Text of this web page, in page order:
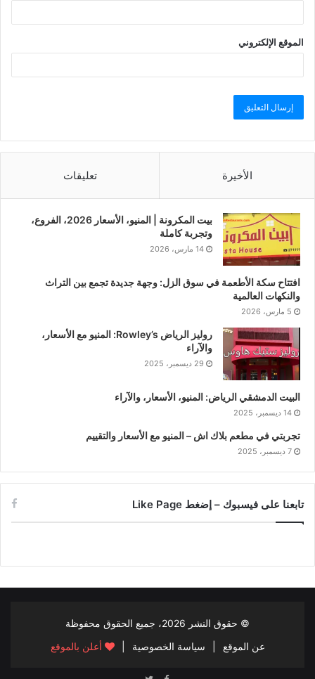
الموقع الإلكتروني
الأخيرة تعليقات
بيت المكرونة | المنيو، الأسعار 2026، الفروع،
وتجربة كاملة
14 مارس، 2026
افتتاح سكة الأطعمة في سوق الزل: وجهة جديدة تجمع بين التراث
والنكهات العالمية
5 مارس، 2026
روليز الرياض Rowley’s: المنيو مع الأسعار،
والآراء
29 ديسمبر، 2025
البيت الدمشقي الرياض: المنيو، الأسعار، والآراء
14 ديسمبر، 2025
تجربتي في مطعم بلاك اش – المنيو مع الأسعار والتقييم
7 ديسمبر، 2025
تابعنا على فيسبوك – إضغط Like Page
© حقوق النشر 2026، جميع الحقوق محفوظة
عن الموقع
سياسة الخصوصية أعلن بالموقع